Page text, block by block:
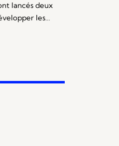
lancés deux
les…